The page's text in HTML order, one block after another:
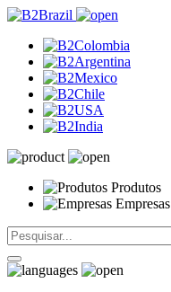
Produtos
Empresas